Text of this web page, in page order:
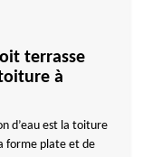
terrasse
à
d’eau est la toiture
forme plate et de